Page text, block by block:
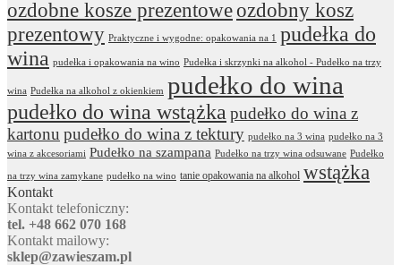
ozdobne kosze prezentoweozdobny kosz
prezentowy Praktyczne i wygodne: opakowania na 1
pudełka do
wina pudełka i opakowania na wino Pudełka i skrzynki na alkohol - Pudełko na trzy
wina Pudełka na alkohol z okienkiem pudełko do wina
pudełko do wina wstążka pudełko do wina z
kartonu pudełko do wina z tektury pudełko na 3 wina pudełko na 3
wina z akcesoriami Pudełko na szampana Pudełko na trzy wina odsuwane Pudełko
na trzy wina zamykane pudełko na wino tanie opakowania na alkohol wstążka
Kontakt
Kontakt telefoniczny:
tel. +48 662 070 168
Kontakt mailowy:
sklep@zawieszam.pl